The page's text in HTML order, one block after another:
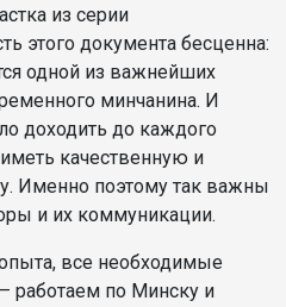
из серии
этого документа бесценна:
одной из важнейших
минчанина. И
доходить до каждого
качественную и
Именно поэтому так важны
и их коммуникации.
все необходимые
работаем по Минску и